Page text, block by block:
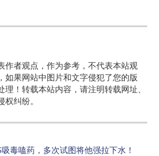
作者观点，作为参考，不代表本站观
如果网站中图片和文字侵犯了您的版
！转载本站内容，请注明转载网址、
纠纷。
毒嗑药，多次试图将他强拉下水！